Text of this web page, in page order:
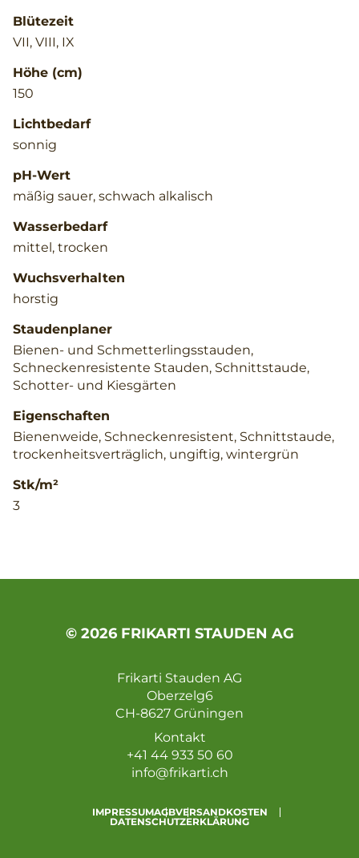
Blütezeit
VII, VIII, IX
Höhe (cm)
150
Lichtbedarf
sonnig
pH-Wert
mäßig sauer, schwach alkalisch
Wasserbedarf
mittel, trocken
Wuchsverhalten
horstig
Staudenplaner
Bienen- und Schmetterlingsstauden,
Schneckenresistente Stauden, Schnittstaude,
Schotter- und Kiesgärten
Eigenschaften
Bienenweide, Schneckenresistent, Schnittstaude,
trockenheitsverträglich, ungiftig, wintergrün
Stk/m²
3
© 2026 FRIKARTI STAUDEN AG
Frikarti Stauden AG
Oberzelg6
CH-8627 Grüningen
Kontakt
+41 44 933 50 60
info@frikarti.ch
IMPRESSUMAGBVERSANDKOSTEN
DATENSCHUTZERKLÄRUNG